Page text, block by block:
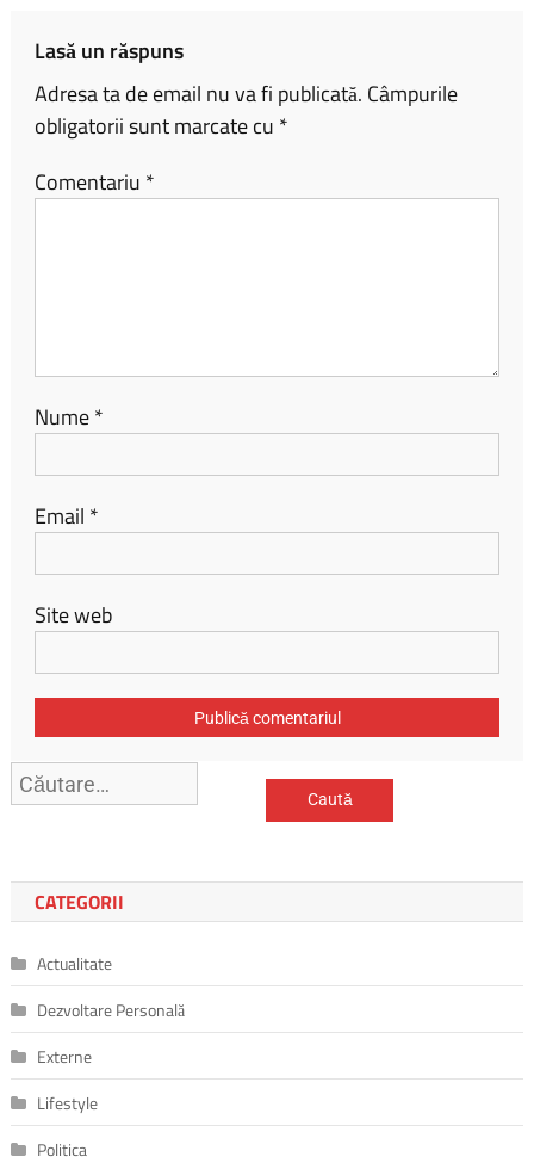
Lasă un răspuns
Adresa ta de email nu va fi publicată. Câmpurile
obligatorii sunt marcate cu *
Comentariu *
Nume*
Email *
Site web
Caută
după:
CATEGORII
Actualitate
Dezvoltare Personală
Externe
Lifestyle
Politica